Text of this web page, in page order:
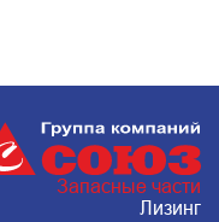
Запасные части
Лизинг